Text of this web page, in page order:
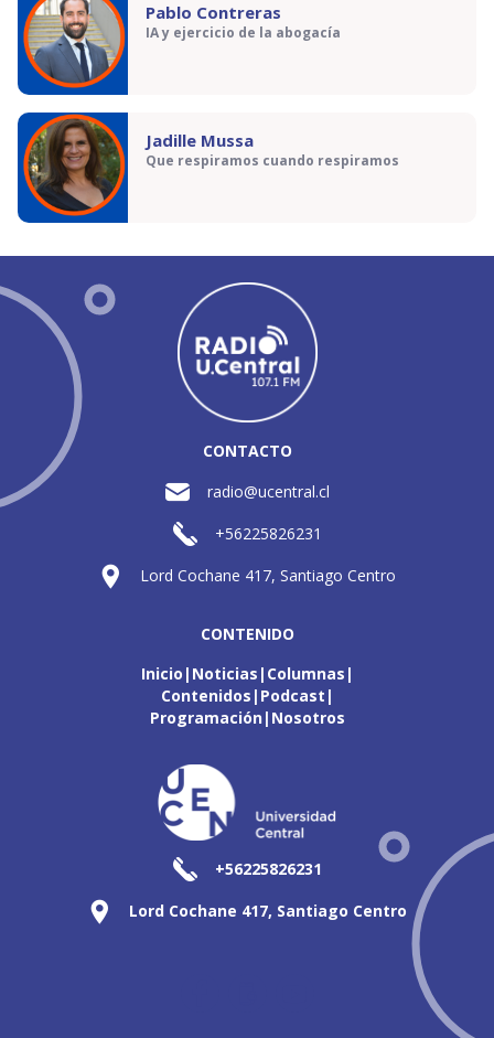
Pablo Contreras
IA y ejercicio de la abogacía
Jadille Mussa
Que respiramos cuando respiramos
CONTACTO
radio@ucentral.cl
+56225826231
Lord Cochane 417, Santiago Centro
CONTENIDO
Inicio Noticias Columnas
Contenidos Podcast
Programación Nosotros
+56225826231
Lord Cochane 417, Santiago Centro